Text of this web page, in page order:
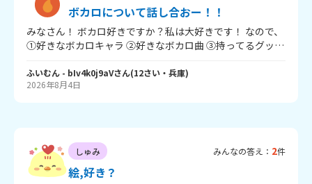
ボカロについて話し合おー！！
みなさん！ ボカロ好きですか？私は大好きです！ なので、
①好きなボカロキャラ ②好きなボカロ曲 ③持ってるグッズ
①GUMI、初音ミク、巡音ルカ、鏡音リン！ （ボカロでは
ないけど重音テト） ②キリがないので特に好きなものだ
す！みなさんも教えてください！
ふいむん - bIv4k0j9aVさん(12さい・ 兵庫)
2026年8月4日
しゅみ みんなの答え： 2件
絵,好き？